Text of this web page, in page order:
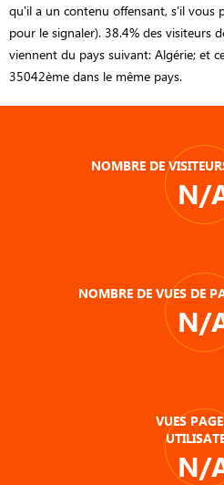
qu'il a un contenu offensant, s'il vous
pour le signaler). 38.4% des visiteurs
viennent du pays suivant: Algérie; et
35042ème dans le même pays.
NOMBRE DE
N/
NOMBRE DE VUES DE
N/
VUES
N/